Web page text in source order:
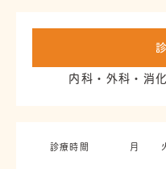
内科・外科・消
診療時間 月